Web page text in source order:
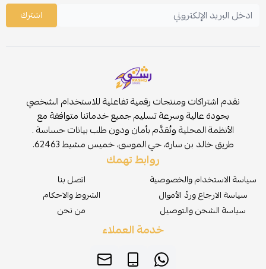
اشترك
نقدم اشتراكات ومنتجات رقمية تفاعلية للاستخدام الشخصي
بجودة عالية وسرعة تسليم جميع خدماتنا متوافقة مع
الأنظمة المحلية وتُقدَّم بأمان ودون طلب بيانات حساسة .
طريق خالد بن سارة، حي الموسى، خميس مشيط 62463.
روابط تهمك
سياسة الاستخدام والخصوصية
سياسة الارجاع وردّ الأموال
سياسة الشحن والتوصيل
اتصل بنا
الشروط والاحكام
من نحن
خدمة العملاء